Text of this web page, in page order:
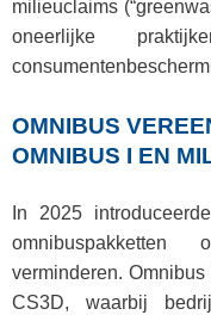
milieuclaims
oneerlijke
OMNIBUS
OMNIBUS I EN
In 2025
verminderen.
CS3D, waarbij